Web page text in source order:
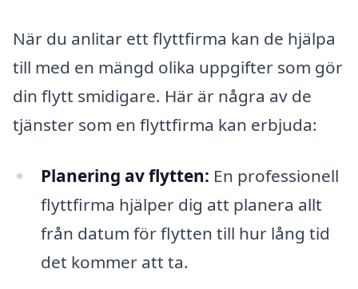
När du anlitar ett flyttfirma kan de hjälpa
till med en mängd olika uppgifter som gör
din flytt smidigare. Här är några av de
tjänster som en flyttfirma kan erbjuda:
Planering av flytten: En professionell
flyttfirma hjälper dig att planera allt
från datum för flytten till hur lång tid
det kommer att ta.